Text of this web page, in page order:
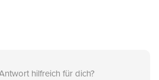
hilfreich für dich?